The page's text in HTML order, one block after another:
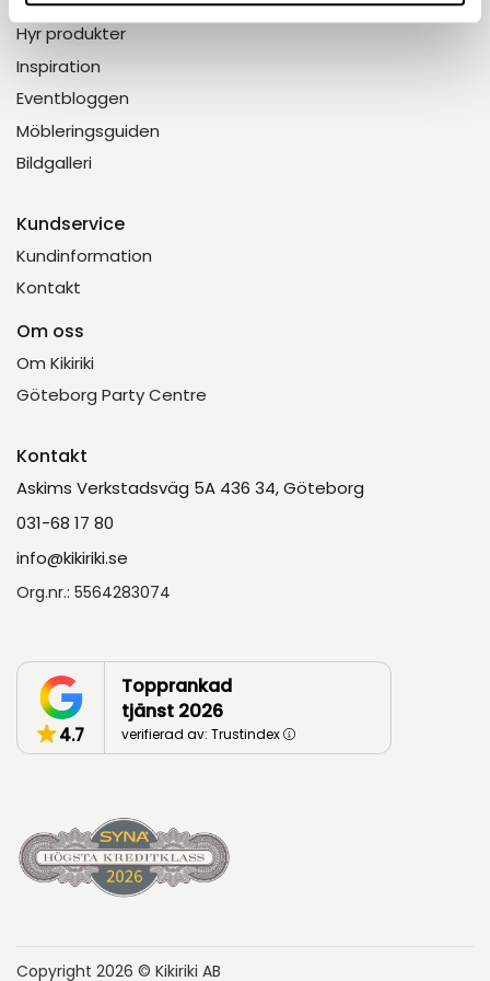
Hyr produkter
Inspiration
Eventbloggen
Möbleringsguiden
Bildgalleri
Kundservice
Kundinformation
Kontakt
Om oss
Om Kikiriki
Göteborg Party Centre
Kontakt
Askims Verkstadsväg 5A 436 34, Göteborg
031-68 17 80
info@kikiriki.se
Org.nr.: 5564283074
4.7
Topprankad
tjänst 2026
verifierad av: Trustindex
Copyright 2026 © Kikiriki AB